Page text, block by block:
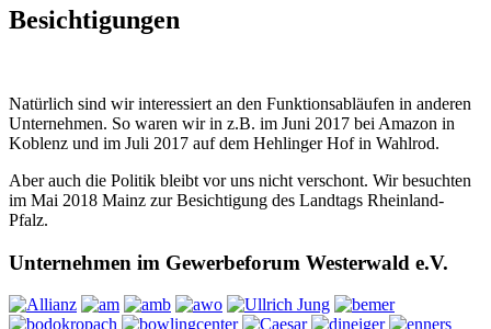
Besichtigungen
Natürlich sind wir interessiert an den Funktionsabläufen in anderen
Unternehmen. So waren wir in z.B. im Juni 2017 bei Amazon in
Koblenz und im Juli 2017 auf dem Hehlinger Hof in Wahlrod.
Aber auch die Politik bleibt vor uns nicht verschont. Wir besuchten
im Mai 2018 Mainz zur Besichtigung des Landtags Rheinland-
Pfalz.
Unternehmen im Gewerbeforum Westerwald e.V.